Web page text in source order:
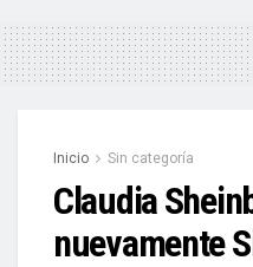
Inicio Sin categoría
Claudia
nuevamente